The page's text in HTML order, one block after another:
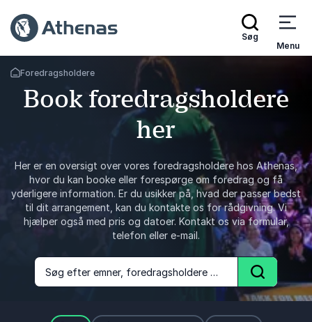
Søg
Menu
Tilbage til forsiden
Foredragsholdere
Book foredragsholdere
her
Her er en oversigt over vores foredragsholdere hos Athenas,
hvor du kan booke eller forespørge om foredrag og få
yderligere information. Er du usikker på, hvad der passer bedst
til dit arrangement, kan du kontakte os for rådgivning. Vi
hjælper også med pris og datoer. Kontakt os via formular,
telefon eller e-mail.
Søg efter emner, foredragsholdere og foredrag Søg